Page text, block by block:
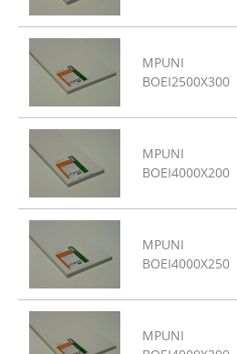
MPUNI
BOEI2500X300
MPUNI
BOEI4000X200
MPUNI
BOEI4000X250
MPUNI